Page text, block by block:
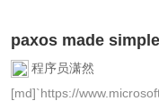
级协议（The Preliminary
paxos made
程序员潇然
[md]`https://